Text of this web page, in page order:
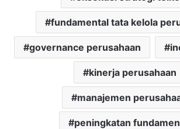
fundamental tata kelola
governance perusahaan
kinerja perusahaan
manajemen
peningkatan